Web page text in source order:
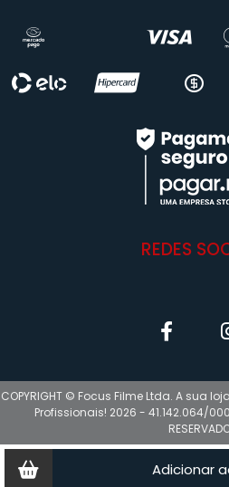
Adicionar
REDES
COPYRIGHT © Focus Filme Ltda. A sua
Profissionais! 2026 - 41.142.064/